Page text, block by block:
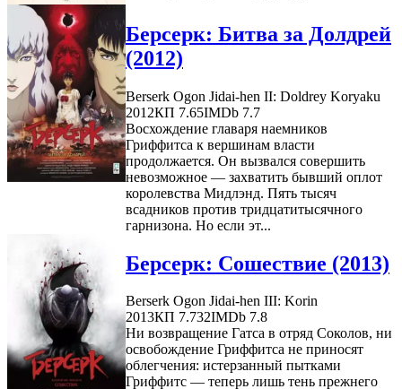
Берсерк: Битва за Долдрей
(2012)
Berserk Ogon Jidai-hen II: Doldrey Koryaku
2012КП 7.65IMDb 7.7
Восхождение главаря наемников
Гриффитса к вершинам власти
продолжается. Он вызвался совершить
невозможное — захватить бывший оплот
королевства Мидлэнд. Пять тысяч
всадников против тридцатитысячного
гарнизона. Но если эт...
Берсерк: Сошествие (2013)
Berserk Ogon Jidai-hen III: Korin
2013КП 7.732IMDb 7.8
Ни возвращение Гатса в отряд Соколов, ни
освобождение Гриффитса не приносят
облегчения: истерзанный пытками
Гриффитс — теперь лишь тень прежнего